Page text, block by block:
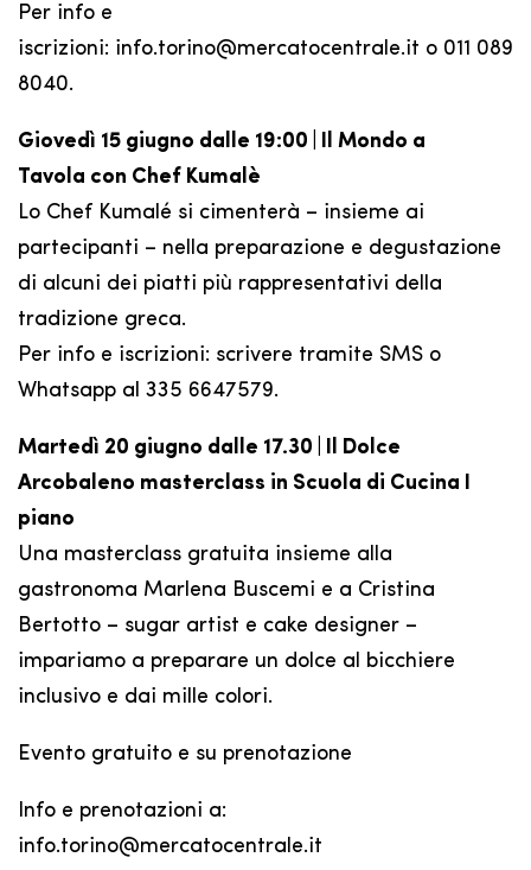
Per info e
iscrizioni: info.torino@mercatocentrale.it o 011 089
8040.
Giovedì 15 giugno dalle 19:00 | Il Mondo a
Tavola con Chef Kumalè
Lo Chef Kumalé si cimenterà – insieme ai
partecipanti – nella preparazione e degustazione
di alcuni dei piatti più rappresentativi della
tradizione greca.
Per info e iscrizioni: scrivere tramite SMS o
Whatsapp al 335 6647579.
Martedì 20 giugno dalle 17.30 | Il Dolce
Arcobaleno masterclass in Scuola di Cucina I
piano
Una masterclass gratuita insieme alla
gastronoma Marlena Buscemi e a Cristina
Bertotto – sugar artist e cake designer –
impariamo a preparare un dolce al bicchiere
inclusivo e dai mille colori.
Evento gratuito e su prenotazione
Info e prenotazioni a:
info.torino@mercatocentrale.it